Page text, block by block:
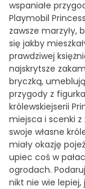
wspaniałe
Playmobil
zawsze marzyły,
się jakby
prawdziwej
najskrytsze
bryczką,
przygody z
królewskiejserii
miejsca i scenki z
swoje własne
miały okazję
upiec coś w
ogrodach.
nikt nie wie lepiej,